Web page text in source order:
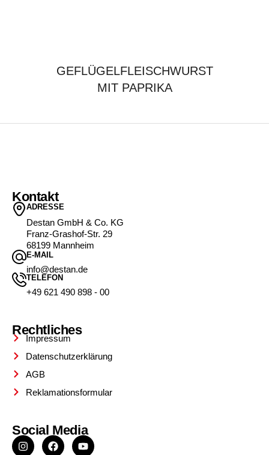
GEFLÜGELFLEISCHWURST
MIT PAPRIKA
Kontakt
ADRESSE
Destan GmbH & Co. KG
Franz-Grashof-Str. 29
68199 Mannheim
E-MAIL
info@destan.de
TELEFON
+49 621 490 898 - 00
Rechtliches
Impressum
Datenschutzerklärung
AGB
Reklamationsformular
Social Media